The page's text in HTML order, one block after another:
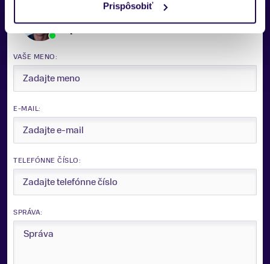
Prispôsobiť
Potrebujete viac informácii? Sme tu
pre vás.
VAŠE MENO:
E-MAIL:
TELEFÓNNE ČÍSLO:
SPRÁVA: